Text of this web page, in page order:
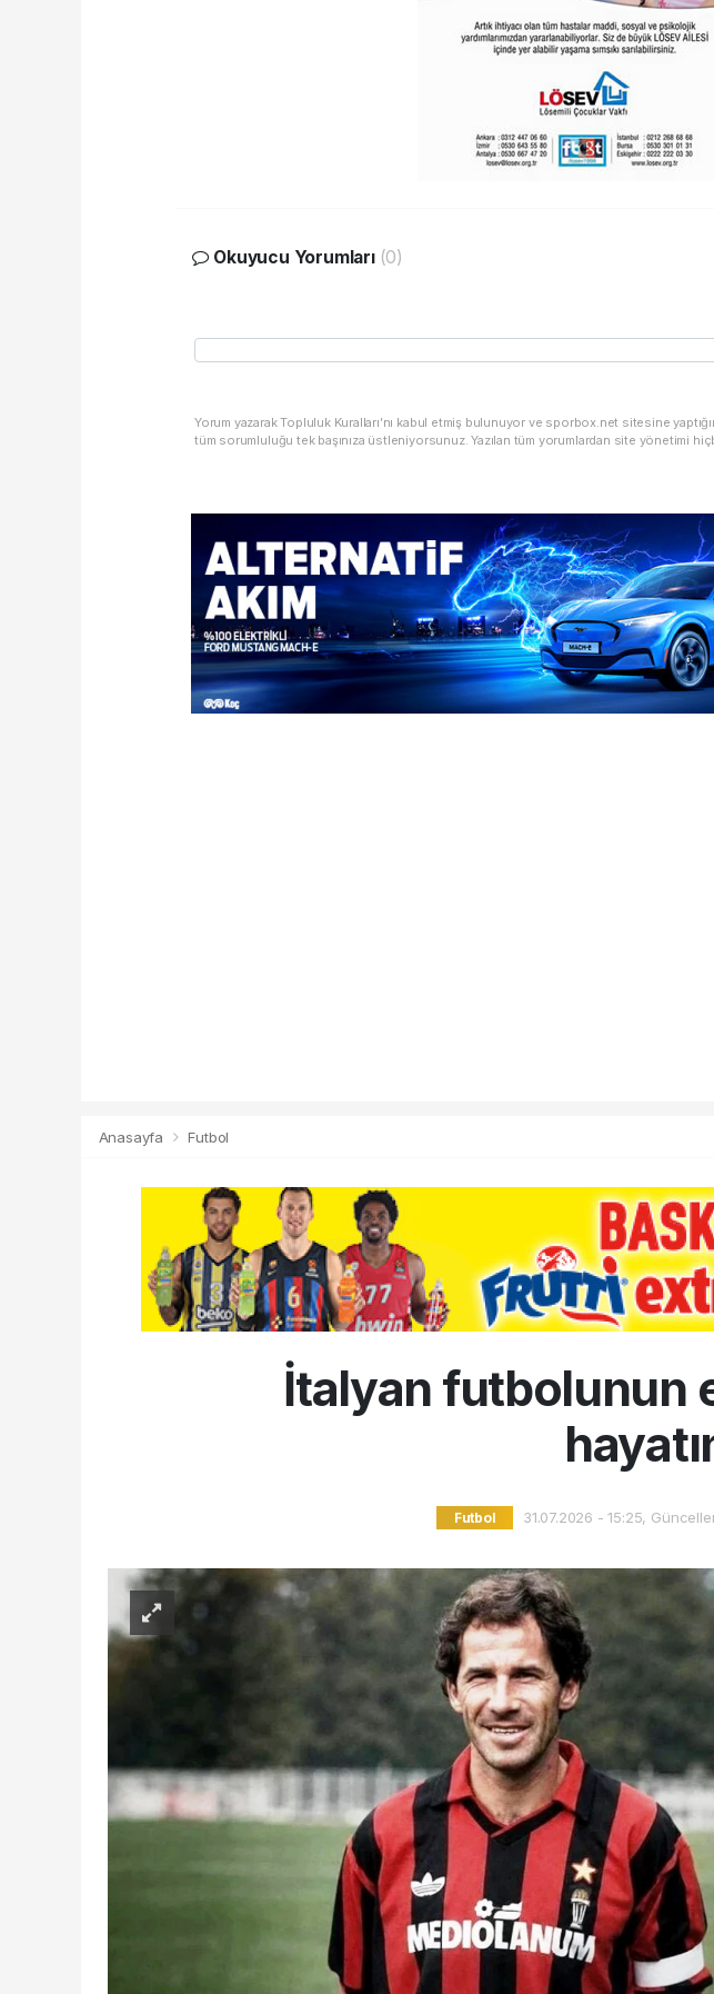
Okuyucu Yorumları (0)
Yorum yazarak Topluluk Kuralları’nı kabul etmiş bulunuyor ve sporbox.net sitesine
tüm sorumluluğu tek başınıza üstleniyorsunuz. Yazılan tüm yorumlardan site yönetimi
Anasayfa Futbol
İtalyan futbolunun
Futbol 31.07.2026 - 15:25,